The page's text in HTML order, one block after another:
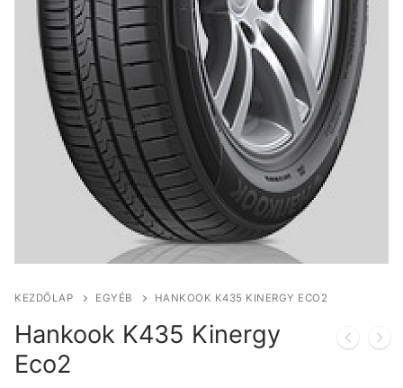
KEZDŐLAP EGYÉB HANKOOK K435 KINERGY ECO2
Hankook K435 Kinergy
Eco2